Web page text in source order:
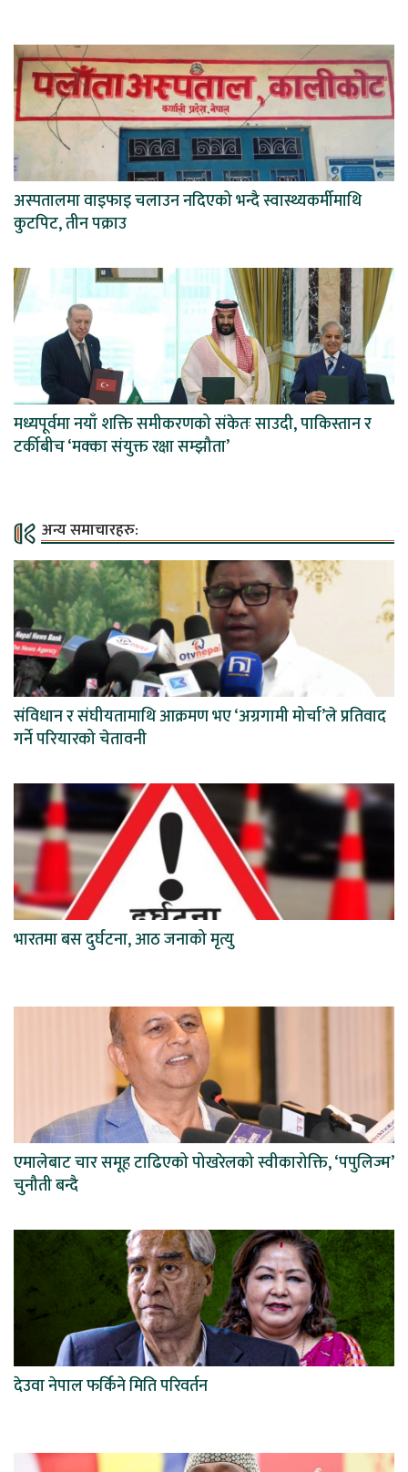
अस्पतालमा वाइफाइ चलाउन नदिएको भन्दै स्वास्थ्यकर्मीमाथि
कुटपिट, तीन पक्राउ
मध्यपूर्वमा नयाँ शक्ति समीकरणको संकेतः साउदी, पाकिस्तान र
टर्कीबीच ‘मक्का संयुक्त रक्षा सम्झौता’
अन्य समाचारहरु:
संविधान र संघीयतामाथि आक्रमण भए ‘अग्रगामी मोर्चा’ले प्रतिवाद
गर्ने परियारको चेतावनी
भारतमा बस दुर्घटना, आठ जनाको मृत्यु
एमालेबाट चार समूह टाढिएको पोखरेलको स्वीकारोक्ति, ‘पपुलिज्म’
चुनौती बन्दै
देउवा नेपाल फर्किने मिति परिवर्तन